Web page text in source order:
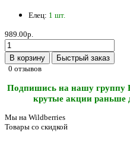
Елец: 1 шт.
989.00р.
В корзину
Быстрый заказ
0 отзывов
Подпишись на нашу группу
крутые акции раньше
Мы на Wildberries
Товары со скидкой